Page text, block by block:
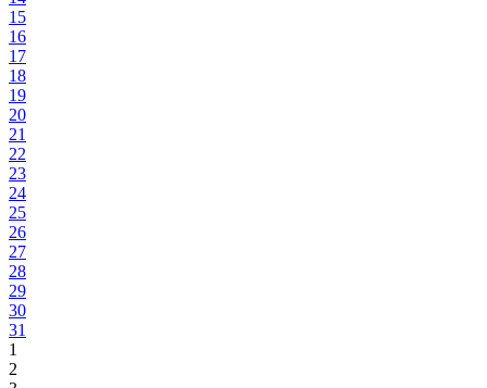
15
16
17
18
19
20
21
22
23
24
25
26
27
28
29
30
31
1
2